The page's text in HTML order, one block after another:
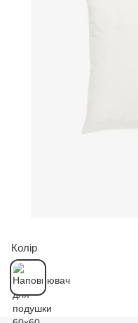
Колір